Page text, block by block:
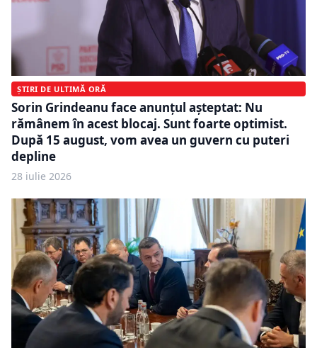
ȘTIRI DE ULTIMĂ ORĂ
Sorin Grindeanu face anunțul așteptat: Nu
rămânem în acest blocaj. Sunt foarte optimist.
După 15 august, vom avea un guvern cu puteri
depline
28 iulie 2026